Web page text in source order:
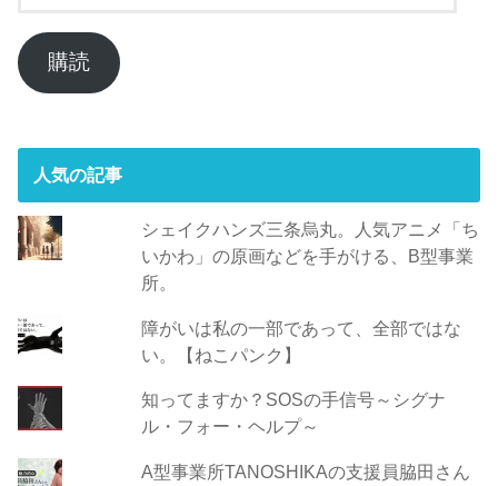
ア
ド
購読
人気の記事
シェイクハンズ三条烏丸。人気アニメ「ち
いかわ」の原画などを手がける、B型事業
所。
障がいは私の一部であって、全部ではな
い。【ねこパンク】
知ってますか？SOSの手信号～シグナ
ル・フォー・ヘルプ～
A型事業所TANOSHIKAの支援員脇田さん